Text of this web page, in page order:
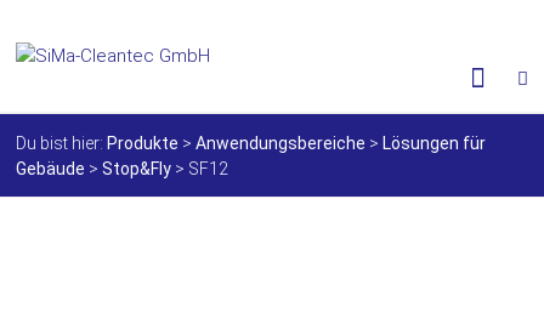
content
SiMa-
Cleantec
GmbH
Du bist hier: Produkte >Anwendungsbereiche > Lösungen für
Gebäude >Stop&Fly > SF12